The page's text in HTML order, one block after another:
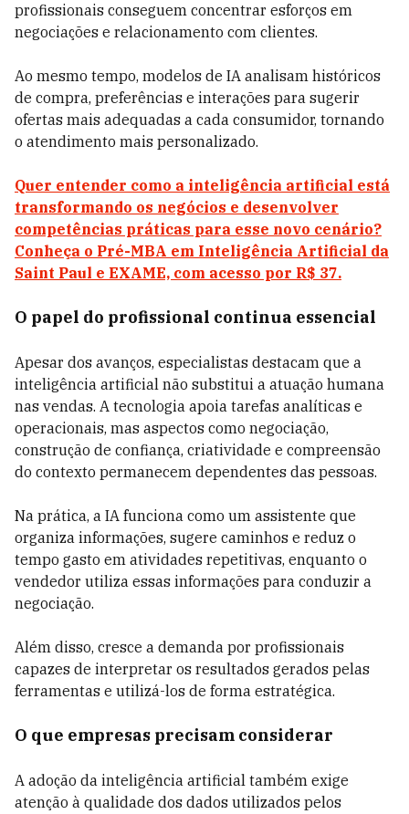
profissionais conseguem concentrar esforços em
negociações e relacionamento com clientes.
Ao mesmo tempo, modelos de IA analisam históricos
de compra, preferências e interações para sugerir
ofertas mais adequadas a cada consumidor, tornando
o atendimento mais personalizado.
Quer entender como a inteligência artificial está
transformando os negócios e desenvolver
competências práticas para esse novo cenário?
Conheça o Pré-MBA em Inteligência Artificial da
Saint Paul e EXAME, com acesso por R$ 37.
O papel do profissional continua essencial
Apesar dos avanços, especialistas destacam que a
inteligência artificial não substitui a atuação humana
nas vendas. A tecnologia apoia tarefas analíticas e
operacionais, mas aspectos como negociação,
construção de confiança, criatividade e compreensão
do contexto permanecem dependentes das pessoas.
Na prática, a IA funciona como um assistente que
organiza informações, sugere caminhos e reduz o
tempo gasto em atividades repetitivas, enquanto o
vendedor utiliza essas informações para conduzir a
negociação.
Além disso, cresce a demanda por profissionais
capazes de interpretar os resultados gerados pelas
ferramentas e utilizá-los de forma estratégica.
O que empresas precisam considerar
A adoção da inteligência artificial também exige
atenção à qualidade dos dados utilizados pelos